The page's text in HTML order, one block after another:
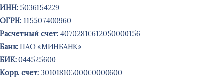
ИНН: 5036154229
ОГРН: 115507400960
Расчетный счет: 40702810612050000156
Банк: ПАО «МИНБАНК»
БИК: 044525600
Kорр. счет: 30101810300000000600